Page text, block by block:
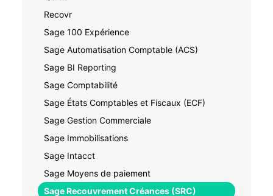
Recovr
Sage 100 Expérience
Sage Automatisation Comptable (ACS)
Sage BI Reporting
Sage Comptabilité
Sage États Comptables et Fiscaux (ECF)
Sage Gestion Commerciale
Sage Immobilisations
Sage Intacct
Sage Moyens de paiement
Sage Recouvrement Créances (SRC)